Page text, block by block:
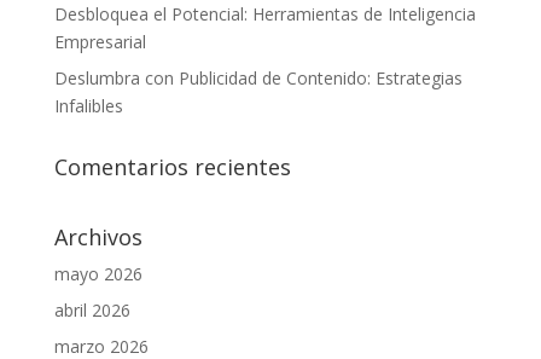
Desbloquea el Potencial: Herramientas de Inteligencia
Empresarial
Deslumbra con Publicidad de Contenido: Estrategias
Infalibles
Comentarios recientes
Archivos
mayo 2026
abril 2026
marzo 2026